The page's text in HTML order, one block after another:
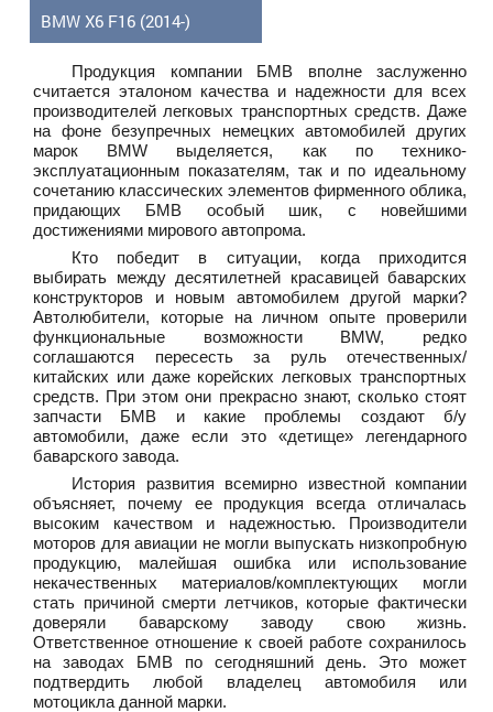
BMW X6 F16 (2014-)
Продукция компании БМВ вполне заслуженно
считается эталоном качества и надежности для всех
производителей легковых транспортных средств. Даже
на фоне безупречных немецких автомобилей других
марок BMW выделяется, как по технико-
эксплуатационным показателям, так и по идеальному
сочетанию классических элементов фирменного облика,
придающих БМВ особый шик, с новейшими
достижениями мирового автопрома.
Кто победит в ситуации, когда приходится
выбирать между десятилетней красавицей баварских
конструкторов и новым автомобилем другой марки?
Автолюбители, которые на личном опыте проверили
функциональные возможности BMW, редко
соглашаются пересесть за руль отечественных/
китайских или даже корейских легковых транспортных
средств. При этом они прекрасно знают, сколько стоят
запчасти БМВ и какие проблемы создают б/у
автомобили, даже если это «детище» легендарного
баварского завода.
История развития всемирно известной компании
объясняет, почему ее продукция всегда отличалась
высоким качеством и надежностью. Производители
моторов для авиации не могли выпускать низкопробную
продукцию, малейшая ошибка или использование
некачественных материалов/комплектующих могли
стать причиной смерти летчиков, которые фактически
доверяли баварскому заводу свою жизнь.
Ответственное отношение к своей работе сохранилось
на заводах БМВ по сегодняшний день. Это может
подтвердить любой владелец автомобиля или
мотоцикла данной марки.